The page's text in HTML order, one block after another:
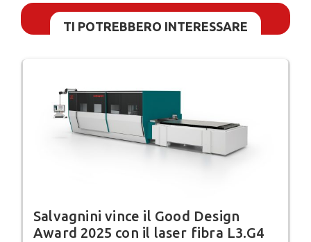
TI POTREBBERO INTERESSARE
Salvagnini vince il Good Design
Award 2025 con il laser fibra L3.G4